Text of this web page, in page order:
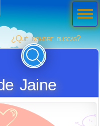
¿Qué nombre buscas?
Jaine
Men
ú